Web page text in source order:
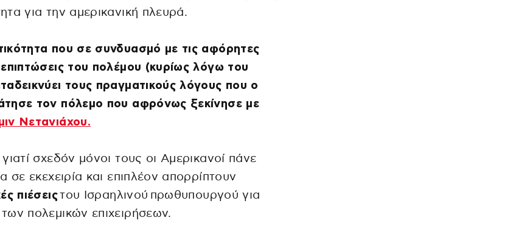
για την αμερικανική πλευρά.
που σε συνδυασμό με τις αφόρητες
επιπτώσεις του πολέμου (κυρίως λόγω του
τους πραγματικούς λόγους που ο
τον πόλεμο που αφρόνως ξεκίνησε με
Νετανιάχου.
σχεδόν μόνοι τους οι Αμερικανοί πάνε
σε εκεχειρία και επιπλέον απορρίπτουν
πιέσειςτου Ισραηλινού πρωθυπουργού για
πολεμικών επιχειρήσεων.